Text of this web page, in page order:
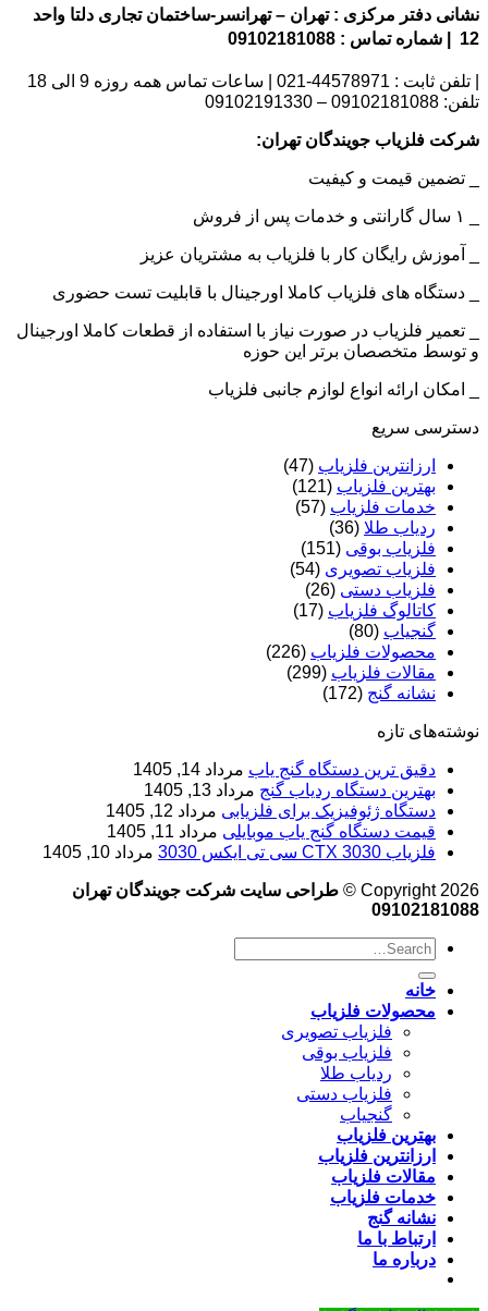
نشانی دفتر مرکزی : تهران – تهرانسر-ساختمان تجاری دلتا واحد
12 | شماره تماس : 09102181088
| تلفن ثابت : 44578971-021 | ساعات تماس همه روزه 9 الی 18
تلفن: 09102181088 – 09102191330
شرکت فلزیاب جویندگان تهران:
_ تضمین قیمت و کیفیت
_ آموزش رایگان کار با فلزیاب به مشتریان عزیز
_ دستگاه های فلزیاب کاملا اورجینال با قابلیت تست حضوری
_ تعمیر فلزیاب در صورت نیاز با استفاده از قطعات کاملا اورجینال
و توسط متخصصان برتر این حوزه
_ امکان ارائه انواع لوازم جانبی فلزیاب
دسترسی سریع
ارزانترین فلزیاب (47)
بهترین فلزیاب (121)
خدمات فلزیاب (57)
ردیاب طلا (36)
فلزیاب بوقی (151)
فلزیاب تصویری (54)
فلزیاب دستی (26)
کاتالوگ فلزیاب (17)
گنجیاب (80)
محصولات فلزیاب (226)
مقالات فلزیاب (299)
نشانه گنج (172)
نوشته‌های تازه
دقیق ترین دستگاه گنج یاب مرداد 14, 1405
بهترین دستگاه ردیاب گنج مرداد 13, 1405
دستگاه ژئوفیزیک برای فلزیابی مرداد 12, 1405
قیمت دستگاه گنج یاب موبایلی مرداد 11, 1405
فلزیاب CTX 3030 سی تی ایکس 3030
مرداد 10, 1405
Copyright 2026 ©
طراحی سایت شرکت جویندگان تهران
09102181088
خانه
محصولات فلزیاب
فلزیاب تصویری
فلزیاب بوقی
ردیاب طلا
فلزیاب دستی
گنجیاب
بهترین فلزیاب
ارزانترین فلزیاب
مقالات فلزیاب
خدمات فلزیاب
نشانه گنج
ارتباط با ما
درباره ما